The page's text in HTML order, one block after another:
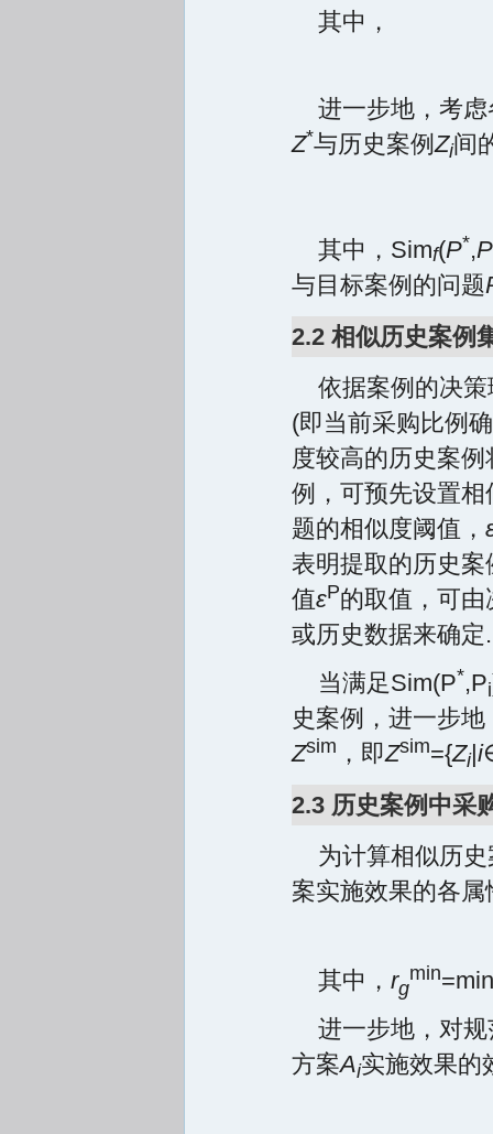
其中，
进一步地，考
Z*与历史案例Zi间
其中，Simf(P*,P
与目标案例的问题
2.2 相似历史案例
依据案例的决
(即当前采购比例
度较高的历史案
例，可预先设置相
题的相似度阈值，
表明提取的历史
值εP的取值，可
或历史数据来确定.
当满足Sim(P*,Pi
史案例，进一步
Zsim ，即Zsim={Zi|i
2.3 历史案例中采
为计算相似历
案实施效果的各
其中， rg
min
进一步地，对
方案Ai实施效果的